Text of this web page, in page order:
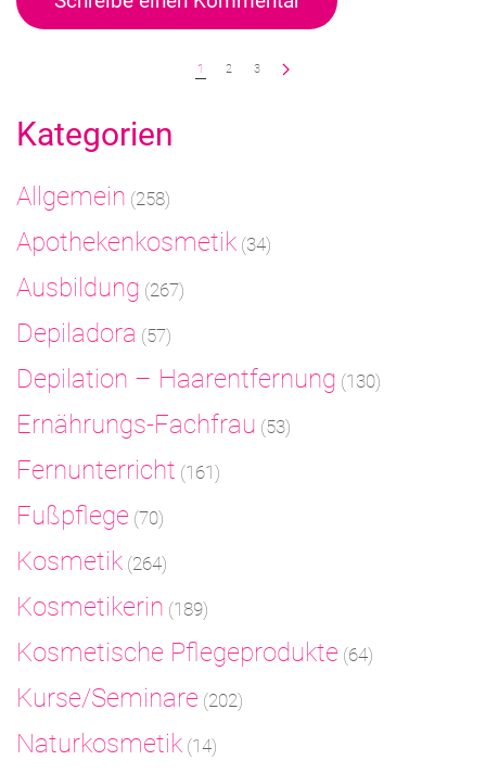
1 2 3
Kategorien
Allgemein (258)
Apothekenkosmetik (34)
Ausbildung (267)
Depiladora (57)
Depilation – Haarentfernung (130)
Ernährungs-Fachfrau (53)
Fernunterricht (161)
Fußpflege (70)
Kosmetik (264)
Kosmetikerin (189)
Kosmetische Pflegeprodukte (64)
Kurse/Seminare (202)
Naturkosmetik (14)